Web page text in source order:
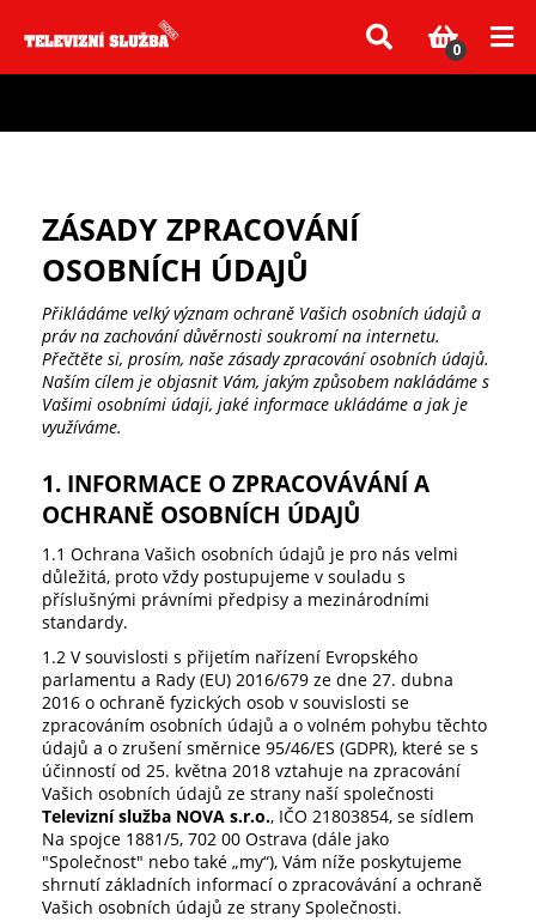
Vzhledem k aktuální situaci se může dodání dílů, které nejsou skladem,
zpozdit. Děkujeme za pochopení.
0